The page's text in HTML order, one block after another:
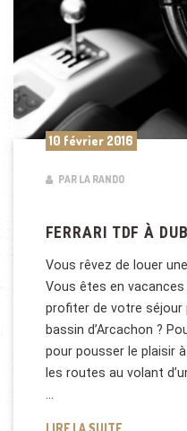
10 février 2016
PAR LA RANDO
FERRARI TDF À
Vous rêvez de louer
Vous êtes en
profiter de votre séjour
bassin d’Arcachon ?
pour pousser le plaisir
les routes au volant
FERRARI